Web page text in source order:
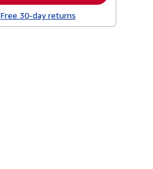
Free 30-day returns